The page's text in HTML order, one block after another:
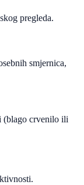
pregleda.
smjernica,
(blago crvenilo ili